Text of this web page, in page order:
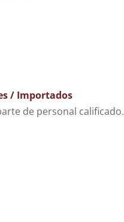
/ Importados
de personal calificado.